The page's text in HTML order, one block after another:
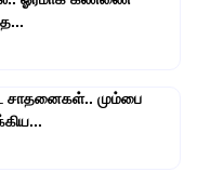
சாதனைகள்.. மும்பை